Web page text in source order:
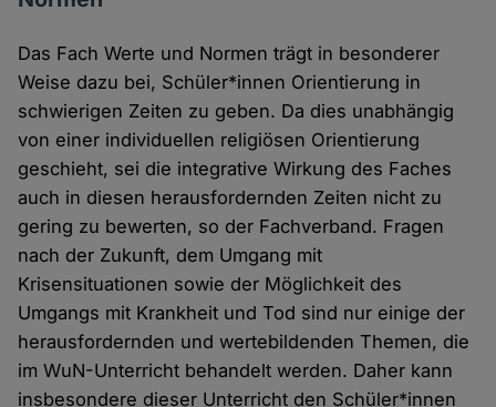
Das Fach Werte und Normen trägt in besonderer
Weise dazu bei, Schüler*innen Orientierung in
schwierigen Zeiten zu geben. Da dies unabhängig
von einer individuellen religiösen Orientierung
geschieht, sei die integrative Wirkung des Faches
auch in diesen herausfordernden Zeiten nicht zu
gering zu bewerten, so der Fachverband. Fragen
nach der Zukunft, dem Umgang mit
Krisensituationen sowie der Möglichkeit des
Umgangs mit Krankheit und Tod sind nur einige der
herausfordernden und wertebildenden Themen, die
im WuN-Unterricht behandelt werden. Daher kann
insbesondere dieser Unterricht den Schüler*innen